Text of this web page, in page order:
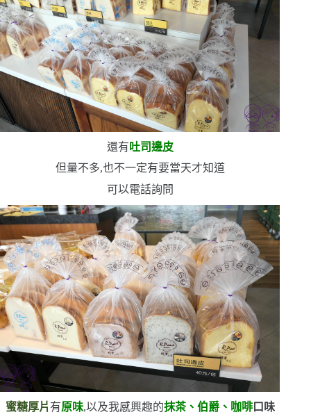
還有 吐司邊皮
但量不多,也不一定有要當天才知道
可以電話詢問
蜜糖厚片 有原味,以及我感興趣的抹茶、伯爵、咖啡口味